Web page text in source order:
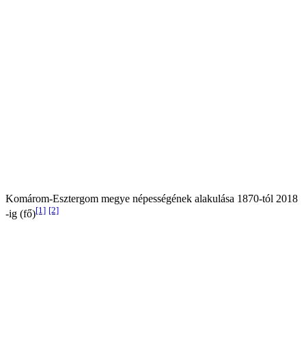
Komárom-Esztergom megye népességének alakulása 1870-tól 2018
-ig (fő)[1] [2]